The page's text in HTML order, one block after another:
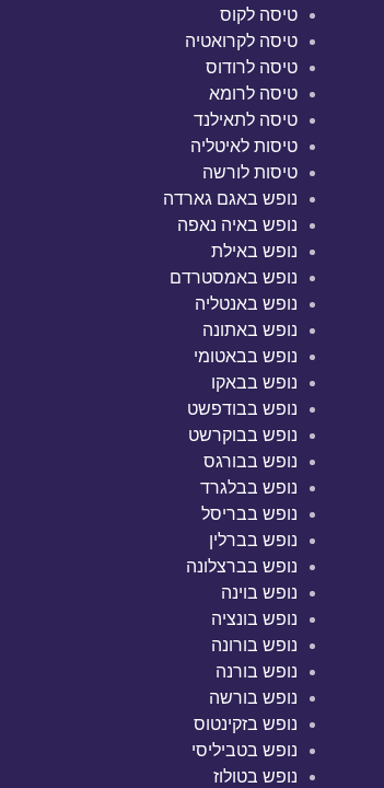
טיסה לקוס
טיסה לקרואטיה
טיסה לרודוס
טיסה לרומא
טיסה לתאילנד
טיסות לאיטליה
טיסות לורשה
נופש באגם גארדה
נופש באיה נאפה
נופש באילת
נופש באמסטרדם
נופש באנטליה
נופש באתונה
נופש בבאטומי
נופש בבאקו
נופש בבודפשט
נופש בבוקרשט
נופש בבורגס
נופש בבלגרד
נופש בבריסל
נופש בברלין
נופש בברצלונה
נופש בוינה
נופש בונציה
נופש בורונה
נופש בורנה
נופש בורשה
נופש בזקינטוס
נופש בטביליסי
נופש בטולוז